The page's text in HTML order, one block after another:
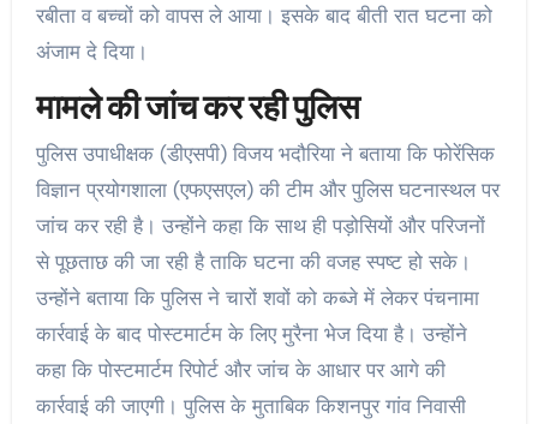
रबीता व बच्चों को वापस ले आया। इसके बाद बीती रात घटना को
अंजाम दे दिया।
मामले की जांच कर रही पुलिस
पुलिस उपाधीक्षक (डीएसपी) विजय भदौरिया ने बताया कि फोरेंसिक
विज्ञान प्रयोगशाला (एफएसएल) की टीम और पुलिस घटनास्थल पर
जांच कर रही है। उन्होंने कहा कि साथ ही पड़ोसियों और परिजनों
से पूछताछ की जा रही है ताकि घटना की वजह स्पष्ट हो सके।
उन्होंने बताया कि पुलिस ने चारों शवों को कब्जे में लेकर पंचनामा
कार्रवाई के बाद पोस्टमार्टम के लिए मुरैना भेज दिया है। उन्होंने
कहा कि पोस्टमार्टम रिपोर्ट और जांच के आधार पर आगे की
कार्रवाई की जाएगी। पुलिस के मुताबिक किशनपुर गांव निवासी